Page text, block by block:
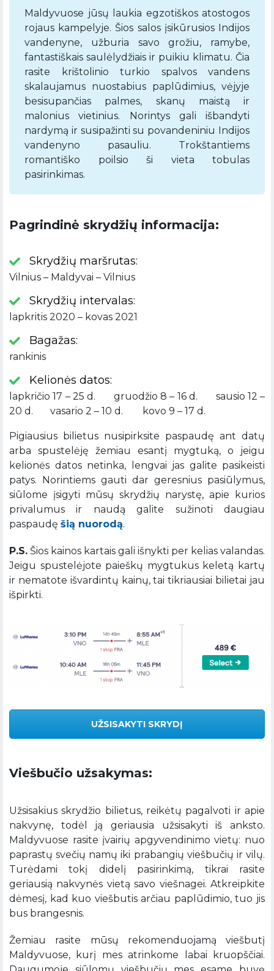
Maldyvuose jūsų laukia egzotiškos atostogos
rojaus kampelyje. Šios salos įsikūrusios Indijos
vandenyne, užburia savo grožiu, ramybe,
fantastiškais saulėlydžiais ir puikiu klimatu. Čia
rasite krištolinio turkio spalvos vandens
skalaujamus nuostabius paplūdimius, vėjyje
besisupančias palmes, skanų maistą ir
malonius vietinius. Norintys gali išbandyti
nardymą ir susipažinti su povandeniniu Indijos
vandenyno pasauliu. Trokštantiems
romantiško poilsio ši vieta tobulas
pasirinkimas.
Pagrindinė skrydžių informacija:
Skrydžių maršrutas:
Vilnius – Maldyvai – Vilnius
Skrydžių intervalas:
lapkritis 2020 – kovas 2021
Bagažas:
rankinis
Kelionės datos:
lapkričio 17 – 25 d. gruodžio 8 – 16 d. sausio 12 –
20 d. vasario 2 – 10 d. kovo 9 – 17 d.
Pigiausius bilietus nusipirksite paspaudę ant datų
arba spustelėję žemiau esantį mygtuką, o jeigu
kelionės datos netinka, lengvai jas galite pasikeisti
patys. Norintiems gauti dar geresnius pasiūlymus,
siūlome įsigyti mūsų skrydžių narystę, apie kurios
privalumus ir naudą galite sužinoti daugiau
paspaudę šią nuorodą.
P.S. Šios kainos kartais gali išnykti per kelias valandas.
Jeigu spustelėjote paieškų mygtukus keletą kartų
ir nematote išvardintų kainų, tai tikriausiai bilietai jau
išpirkti.
UŽSISAKYTI SKRYDĮ
Viešbučio užsakymas:
Užsisakius skrydžio bilietus, reikėtų pagalvoti ir apie
nakvynę, todėl ją geriausia užsisakyti iš anksto.
Maldyvuose rasite įvairių apgyvendinimo vietų: nuo
paprastų svečių namų iki prabangių viešbučių ir vilų.
Turėdami tokį didelį pasirinkimą, tikrai rasite
geriausią nakvynės vietą savo viešnagei. Atkreipkite
dėmesį, kad kuo viešbutis arčiau paplūdimio, tuo jis
bus brangesnis.
Žemiau rasite mūsų rekomenduojamą viešbutį
Maldyvuose, kurį mes atrinkome labai kruopščiai.